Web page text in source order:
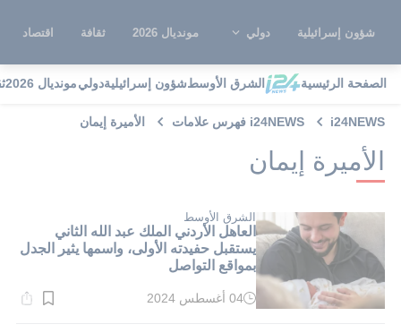
شؤون إسرائيلية دولي مونديال 2026 ثقافة اقتصاد
الصفحة الرئيسية الشرق الأوسطشؤون إسرائيليةدوليمونديال 2026
i24NEWS i24NEWS فهرس علامات الأميرة إيمان
الأميرة إيمان
الشرق الأوسط
العاهل الأردني الملك عبد الله الثاني
يستقبل حفيدته الأولى، واسمها يثير الجدل
بمواقع التواصل
وقت
04 أغسطس 2024